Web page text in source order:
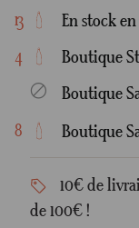
13 En stock
4
Boutique
Boutique
8 Boutique
10€ de
de 100€ !